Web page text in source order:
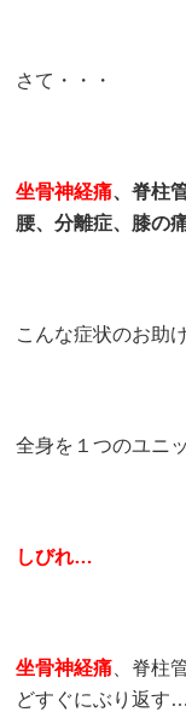
さて・・・
坐骨神経痛、脊柱
腰、分離症、膝の
こんな症状のお助
全身を１つのユニ
しびれ…
坐骨神経痛、脊柱
どすぐにぶり返す…